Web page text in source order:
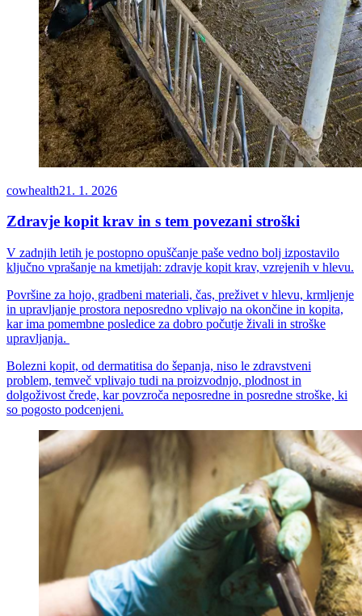
cowhealth21. 1. 2026
Zdravje kopit krav in s tem povezani stroški
V zadnjih letih je postopno opuščanje paše vedno bolj izpostavilo
ključno vprašanje na kmetijah: zdravje kopit krav, vzrejenih v hlevu.
Površine za hojo, gradbeni materiali, čas, preživet v hlevu, krmljenje
in upravljanje prostora neposredno vplivajo na okončine in kopita,
kar ima pomembne posledice za dobro počutje živali in stroške
upravljanja.
Bolezni kopit, od dermatitisa do šepanja, niso le zdravstveni
problem, temveč vplivajo tudi na proizvodnjo, plodnost in
dolgoživost črede, kar povzroča neposredne in posredne stroške, ki
so pogosto podcenjeni.